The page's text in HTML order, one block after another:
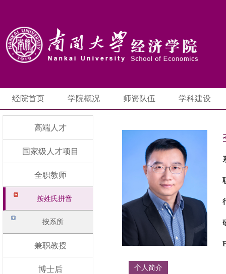
经院首页 学院概况 师资队伍 学科建设
高端人才
国家级人才项目
全职教师
按姓氏拼音
按系所
兼职教授
博士后 个人简介